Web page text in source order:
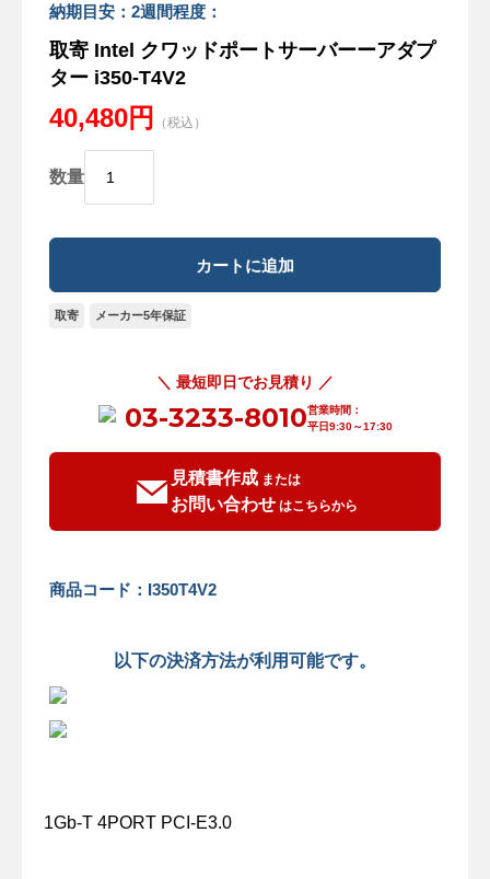
納期目安：2週間程度：
取寄 Intel クワッドポートサーバーーアダプ
ター i350-T4V2
40,480円 （税込）
数量
取寄 メーカー5年保証
＼ 最短即日でお見積り ／
03-3233-8010営業時間：
平日9:30～17:30
見積書作成または
お問い合わせはこちらから
商品コード：I350T4V2
以下の決済方法が利用可能です。
1Gb-T 4PORT PCI-E3.0